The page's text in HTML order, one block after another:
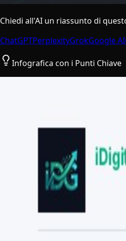
Chiedi all'AI un riassunto di
ChatGPTPerplexityGrokGoogle AI
Infografica con i Punti Chiave